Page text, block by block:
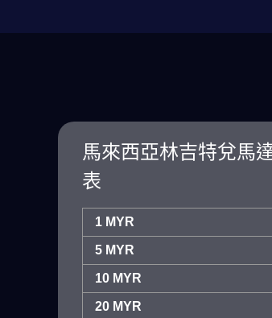
馬來西亞林吉特兌馬
表
1 MYR
5 MYR
10 MYR
20 MYR